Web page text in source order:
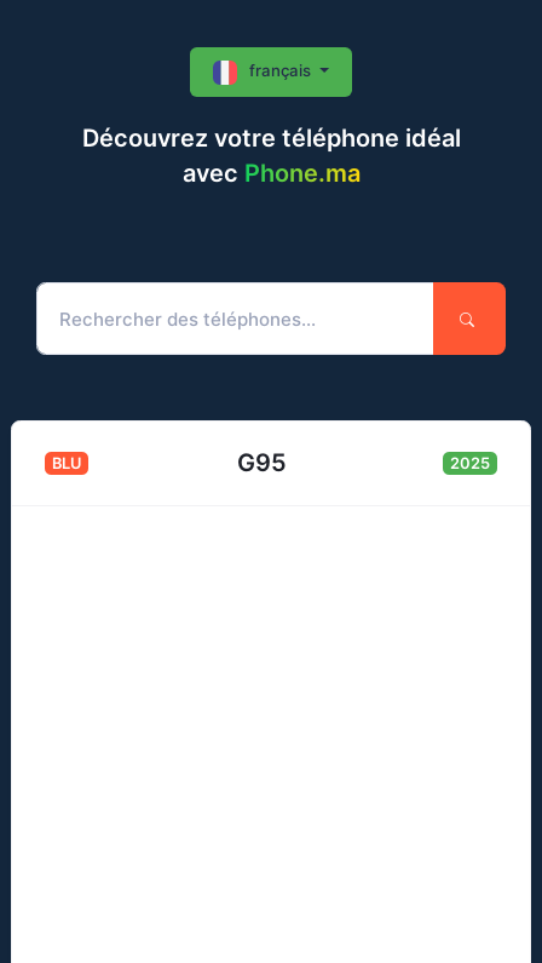
Découvrez votre téléphone idéal
avec Phone.ma
français
BLU G95 2025